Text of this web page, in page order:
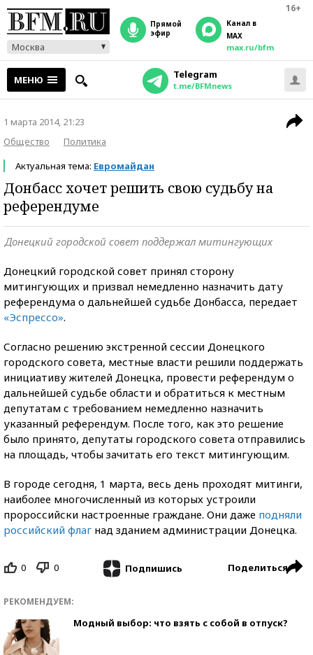
16+
Москва
прямой
эфир
Канал в
MAX
max.ru/bfm
МЕНЮ Telegram
t.me/BFMnews
1 марта 2014, 21:23
Общество
Политика
Актуальная тема: Евромайдан
Донбасс хочет решить свою судьбу на
референдуме
Донецкий городской совет поддержал митингующих
Донецкий городской совет принял сторону
митингующих и призвал немедленно назначить дату
референдума о дальнейшей судьбе Донбасса, передает
«Эспрессо».
Согласно решению экстренной сессии Донецкого
городского совета, местные власти решили поддержать
инициативу жителей Донецка, провести референдум о
дальнейшей судьбе области и обратиться к местным
депутатам с требованием немедленно назначить
указанный референдум. После того, как это решение
было принято, депутаты городского совета отправились
на площадь, чтобы зачитать его текст митингующим.
В городе сегодня, 1 марта, весь день проходят митинги,
наиболее многочисленный из которых устроили
пророссийски настроенные граждане. Они даже подняли
российский флаг над зданием администрации Донецка.
0 0 Подпишись Поделиться
РЕКОМЕНДУЕМ:
Модный выбор: что взять с собой в отпуск?